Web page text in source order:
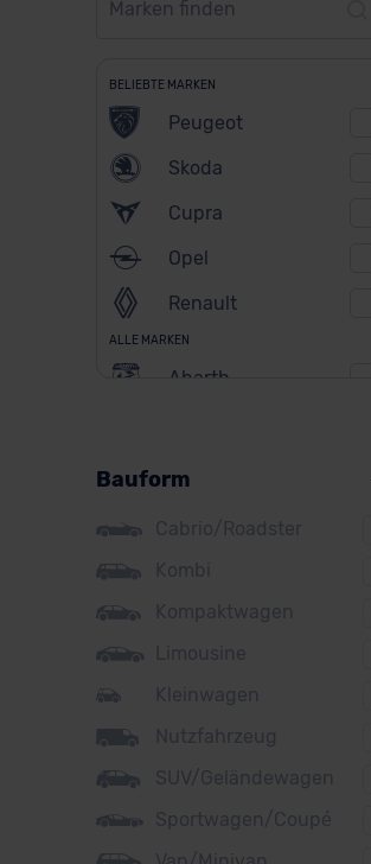
BELIEBTE MARKEN
Peugeot
Skoda
Cupra
Opel
Renault
ALLE MARKEN
Abarth
Citroen
Cupra
DS
Dacia
Fiat
Bauform
Cabrio/Roadster
Kombi
Kompaktwagen
Limousine
Kleinwagen
Nutzfahrzeug
SUV/Geländewagen
Sportwagen/Coupé